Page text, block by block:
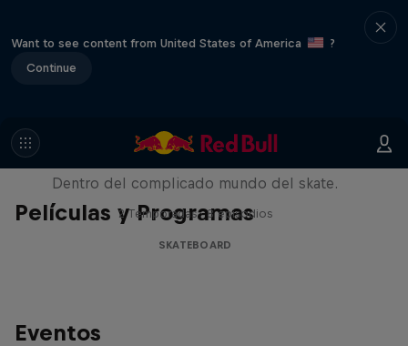
Want to see content from United States of America
?
Continue
Películas y Programas
Pushing Forward
Dentro del complicado mundo del skate.
2 Temporadas · 8 episodios
SKATEBOARD
Eventos